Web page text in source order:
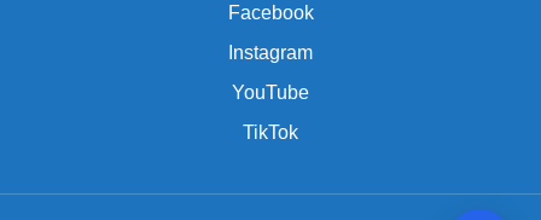
Facebook
Instagram
YouTube
TikTok